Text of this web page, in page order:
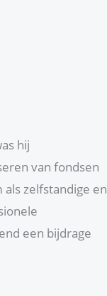
hij
van fondsen
zelfstandige en
een bijdrage